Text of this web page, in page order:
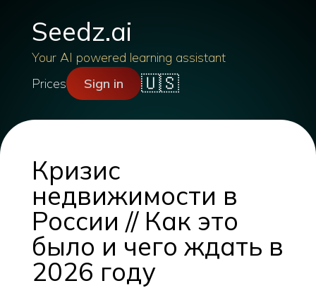
Seedz.ai
Your AI powered learning assistant
Prices
Sign in 🇺🇸
Кризис
недвижимости в
России // Как это
было и чего ждать в
2026 году